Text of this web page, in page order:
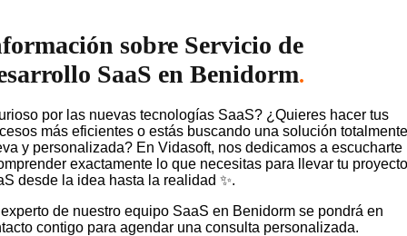
sobre Servicio de
SaaS en Benidorm.
por las nuevas tecnologías SaaS? ¿Quieres hacer tus
más eficientes o estás buscando una solución totalmente
y personalizada? En Vidasoft, nos dedicamos a escucharte
exactamente lo que necesitas para llevar tu proyecto
desde la idea hasta la realidad ✨.
de nuestro equipo SaaS en Benidorm se pondrá en
contigo para agendar una consulta personalizada.